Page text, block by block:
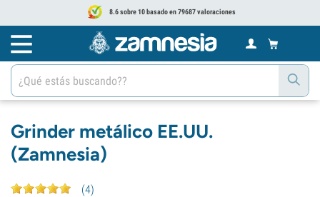
8.6 sobre 10 basado en 79687 valoraciones
Grinder metálico EE.UU.
(Zamnesia)
(4)